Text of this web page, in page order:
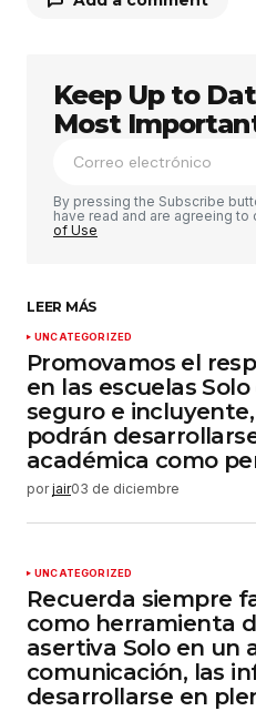
Tu dirección de
publicada. Los campos
marcados con*
Comentario *
Su nombre
Tu correo electrónico*
Guardar mi nombre,
web en este
haga un comentario.
Enviar comentario
Keep Up to
Most
By pressing the Subscribe
have read and are agreeing to
of Use
LEER MÁS
UNCATEGORIZED
Promovamos el
en las escuelas
seguro e
podrán
académica como
por jair03 de diciembre
UNCATEGORIZED
Recuerda siempre
como herramienta
asertiva Solo en un
comunicación, las
desarrollarse en